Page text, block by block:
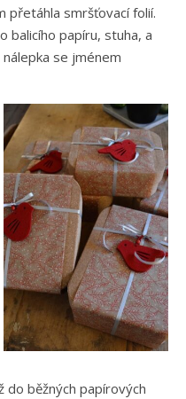
přetáhla smršťovací folií.
balicího papíru, stuha, a
se jménem
do běžných papírových